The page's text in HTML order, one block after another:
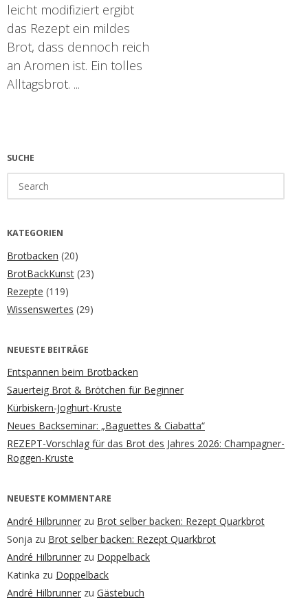
leicht modifiziert ergibt
das Rezept ein mildes
Brot, dass dennoch reich
an Aromen ist. Ein tolles
Alltagsbrot. ...
SUCHE
for:
KATEGORIEN
Brotbacken (20)
BrotBackKunst (23)
Rezepte (119)
Wissenswertes (29)
NEUESTE BEITRÄGE
Entspannen beim Brotbacken
Sauerteig Brot & Brötchen für Beginner
Kürbiskern-Joghurt-Kruste
Neues Backseminar: „Baguettes & Ciabatta“
REZEPT-Vorschlag für das Brot des Jahres 2026: Champagner-
Roggen-Kruste
NEUESTE KOMMENTARE
André Hilbrunner zu Brot selber backen: Rezept Quarkbrot
Sonja zu Brot selber backen: Rezept Quarkbrot
André Hilbrunner zu Doppelback
Katinka zu Doppelback
André Hilbrunner zu Gästebuch